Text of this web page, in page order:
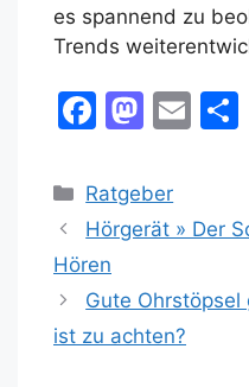
es spannend zu
Trends
F
c
e
b
o
o
M
st
o
o
n
E
l
Kategorien
Ratgeber
Hörgerät » Der
Hören
Gute Ohrstöpsel
ist zu achten?